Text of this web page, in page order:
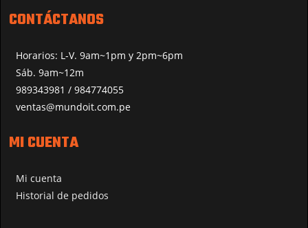
CONTÁCTANOS
Horarios: L-V. 9am~1pm y 2pm~6pm
Sáb. 9am~12m
989343981 / 984774055
ventas@mundoit.com.pe
MI CUENTA
Mi cuenta
Historial de pedidos